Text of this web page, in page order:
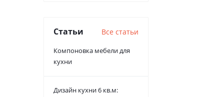
Статьи Все статьи
Компоновка мебели для
кухни
Дизайн кухни 6 кв.м: